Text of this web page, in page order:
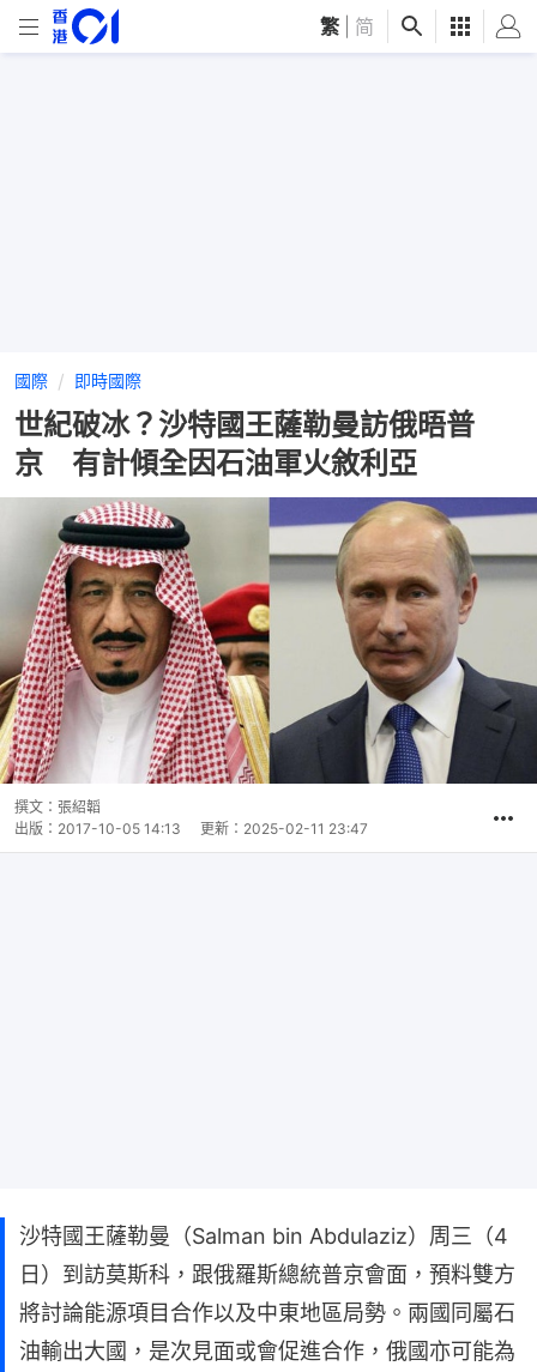
繁 简
國際 即時國際
世紀破冰？沙特國王薩勒曼訪俄晤普
京 有計傾全因石油軍火敘利亞
撰文： 張紹韜
出版： 2017-10-05 14:13 更新： 2025-02-11 23:47
沙特國王薩勒曼（Salman bin Abdulaziz）周三（4
日）到訪莫斯科，跟俄羅斯總統普京會面，預料雙方
將討論能源項目合作以及中東地區局勢。兩國同屬石
油輸出大國，是次見面或會促進合作，俄國亦可能為